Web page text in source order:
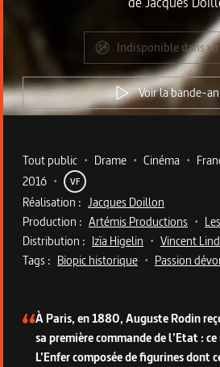
Indisponible dans
Voir la bande-
Metadata du programme
Tout public • Drame • Cinéma •
2016 • VF
Réalisation : Jacques Doillon
Production : Artémis Productions •
Distribution : Izïa Higelin • Vincent
Tags : Biopic historique • Passion
À Paris, en 1880, Auguste Rodin
sa première commande de l’Etat :
L’Enfer composée de figurines dont